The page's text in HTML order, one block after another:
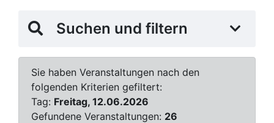
Suchen und filtern
Sie haben Veranstaltungen nach den
folgenden Kriterien gefiltert:
Tag: Freitag, 12.06.2026
Gefundene Veranstaltungen: 26